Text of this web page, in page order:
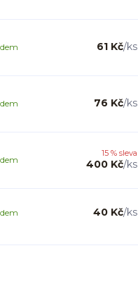
61 Kč/ks
76 Kč/ks
15 % sleva
400 Kč/ks
40 Kč/ks